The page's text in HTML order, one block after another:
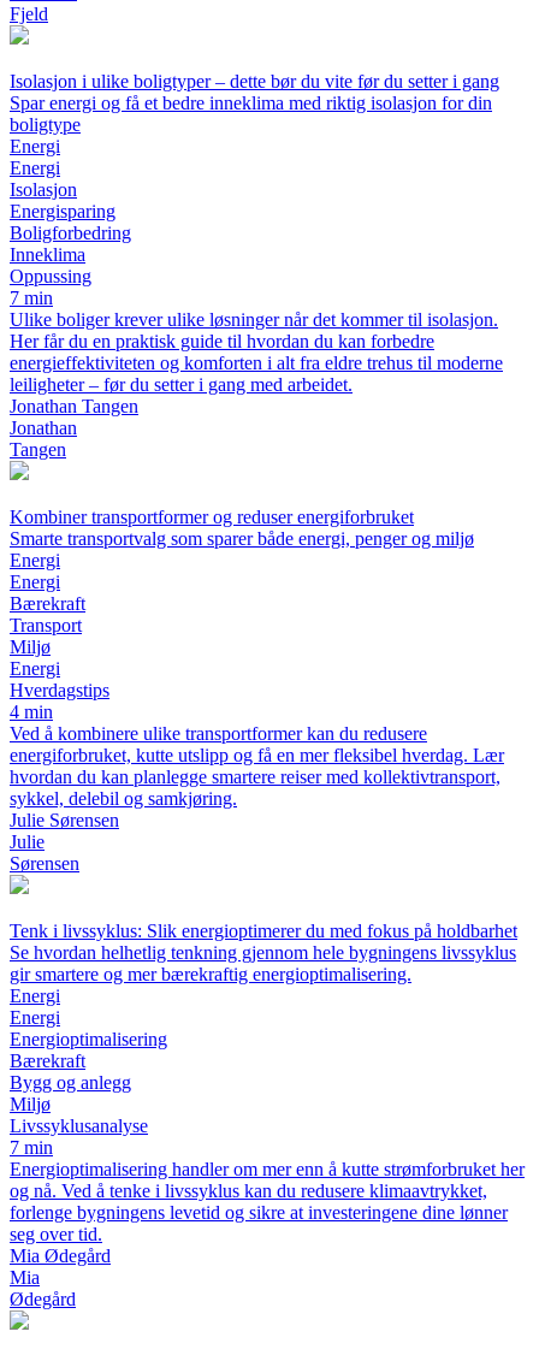
Fjeld
Isolasjon i ulike boligtyper – dette bør du vite før du setter i gang
Spar energi og få et bedre inneklima med riktig isolasjon for din
boligtype
Energi
Energi
Isolasjon
Energisparing
Boligforbedring
Inneklima
Oppussing
7 min
Ulike boliger krever ulike løsninger når det kommer til isolasjon.
Her får du en praktisk guide til hvordan du kan forbedre
energieffektiviteten og komforten i alt fra eldre trehus til moderne
leiligheter – før du setter i gang med arbeidet.
Jonathan Tangen
Jonathan
Tangen
Kombiner transportformer og reduser energiforbruket
Smarte transportvalg som sparer både energi, penger og miljø
Energi
Energi
Bærekraft
Transport
Miljø
Energi
Hverdagstips
4 min
Ved å kombinere ulike transportformer kan du redusere
energiforbruket, kutte utslipp og få en mer fleksibel hverdag. Lær
hvordan du kan planlegge smartere reiser med kollektivtransport,
sykkel, delebil og samkjøring.
Julie Sørensen
Julie
Sørensen
Tenk i livssyklus: Slik energioptimerer du med fokus på holdbarhet
Se hvordan helhetlig tenkning gjennom hele bygningens livssyklus
gir smartere og mer bærekraftig energioptimalisering.
Energi
Energi
Energioptimalisering
Bærekraft
Bygg og anlegg
Miljø
Livssyklusanalyse
7 min
Energioptimalisering handler om mer enn å kutte strømforbruket her
og nå. Ved å tenke i livssyklus kan du redusere klimaavtrykket,
forlenge bygningens levetid og sikre at investeringene dine lønner
seg over tid.
Mia Ødegård
Mia
Ødegård